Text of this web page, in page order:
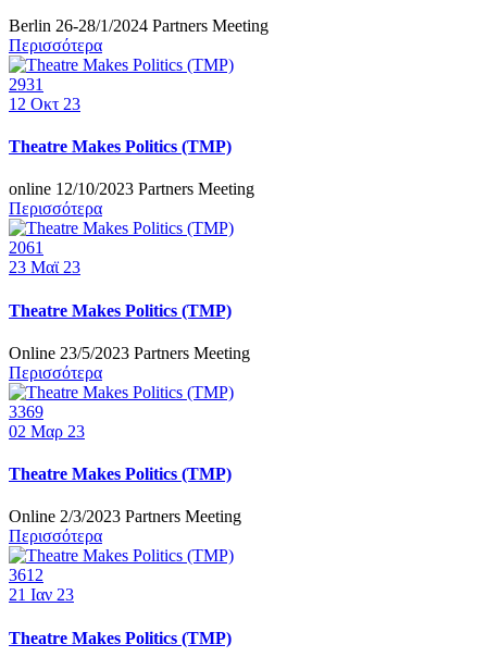
Berlin 26-28/1/2024 Partners Meeting
Περισσότερα
2931
12 Οκτ 23
Theatre Makes Politics (TMP)
online 12/10/2023 Partners Meeting
Περισσότερα
2061
23 Μαϊ 23
Theatre Makes Politics (TMP)
Online 23/5/2023 Partners Meeting
Περισσότερα
3369
02 Μαρ 23
Theatre Makes Politics (TMP)
Online 2/3/2023 Partners Meeting
Περισσότερα
3612
21 Ιαν 23
Theatre Makes Politics (TMP)